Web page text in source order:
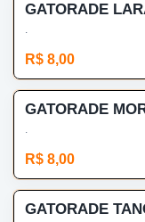
GATORADE
.
R$ 8,00
GATORADE
.
R$ 8,00
GATORADE